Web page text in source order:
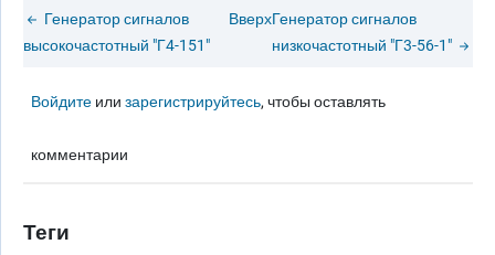
Генератор сигналов
высокочастотный "Г4-151"
ВверхГенератор сигналов
низкочастотный "Г3-56-1"
Войдите илизарегистрируйтесь, чтобы оставлять
комментарии
Теги